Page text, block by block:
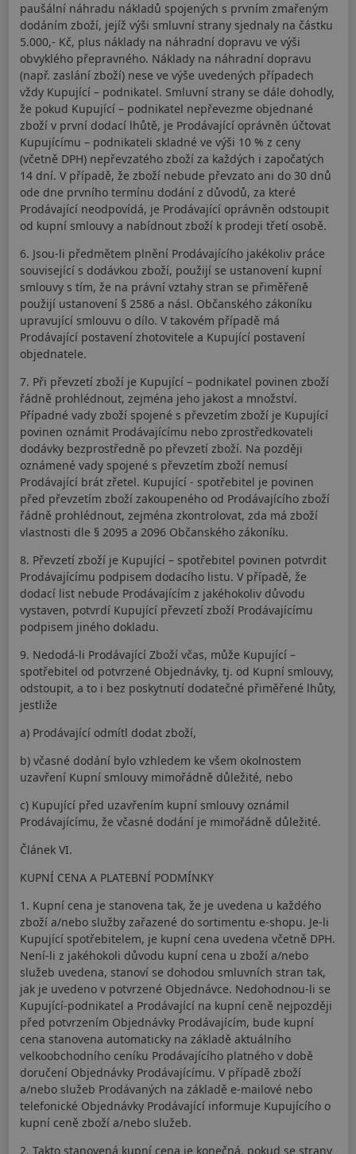
paušální náhradu nákladů spojených s prvním zmařeným
dodáním zboží, jejíž výši smluvní strany sjednaly na částku
5.000,- Kč, plus náklady na náhradní dopravu ve výši
obvyklého přepravného. Náklady na náhradní dopravu
(např. zaslání zboží) nese ve výše uvedených případech
vždy Kupující – podnikatel. Smluvní strany se dále dohodly,
že pokud Kupující – podnikatel nepřevezme objednané
zboží v první dodací lhůtě, je Prodávající oprávněn účtovat
Kupujícímu – podnikateli skladné ve výši 10 % z ceny
(včetně DPH) nepřevzatého zboží za každých i započatých
14 dní. V případě, že zboží nebude převzato ani do 30 dnů
ode dne prvního termínu dodání z důvodů, za které
Prodávající neodpovídá, je Prodávající oprávněn odstoupit
od kupní smlouvy a nabídnout zboží k prodeji třetí osobě.
6. Jsou-li předmětem plnění Prodávajícího jakékoliv práce
související s dodávkou zboží, použijí se ustanovení kupní
smlouvy s tím, že na právní vztahy stran se přiměřeně
použijí ustanovení § 2586 a násl. Občanského zákoníku
upravující smlouvu o dílo. V takovém případě má
Prodávající postavení zhotovitele a Kupující postavení
objednatele.
7. Při převzetí zboží je Kupující – podnikatel povinen zboží
řádně prohlédnout, zejména jeho jakost a množství.
Případné vady zboží spojené s převzetím zboží je Kupující
povinen oznámit Prodávajícímu nebo zprostředkovateli
dodávky bezprostředně po převzetí zboží. Na později
oznámené vady spojené s převzetím zboží nemusí
Prodávající brát zřetel. Kupující - spotřebitel je povinen
před převzetím zboží zakoupeného od Prodávajícího zboží
řádně prohlédnout, zejména zkontrolovat, zda má zboží
vlastnosti dle § 2095 a 2096 Občanského zákoníku.
8. Převzetí zboží je Kupující – spotřebitel povinen potvrdit
Prodávajícímu podpisem dodacího listu. V případě, že
dodací list nebude Prodávajícím z jakéhokoliv důvodu
vystaven, potvrdí Kupující převzetí zboží Prodávajícímu
podpisem jiného dokladu.
9. Nedodá-li Prodávající Zboží včas, může Kupující –
spotřebitel od potvrzené Objednávky, tj. od Kupní smlouvy,
odstoupit, a to i bez poskytnutí dodatečné přiměřené lhůty,
jestliže
a) Prodávající odmítl dodat zboží,
b) včasné dodání bylo vzhledem ke všem okolnostem
uzavření Kupní smlouvy mimořádně důležité, nebo
c) Kupující před uzavřením kupní smlouvy oznámil
Prodávajícímu, že včasné dodání je mimořádně důležité.
Článek VI.
KUPNÍ CENA A PLATEBNÍ PODMÍNKY
1. Kupní cena je stanovena tak, že je uvedena u každého
zboží a/nebo služby zařazené do sortimentu e-shopu. Je-li
Kupující spotřebitelem, je kupní cena uvedena včetně DPH.
Není-li z jakéhokoli důvodu kupní cena u zboží a/nebo
služeb uvedena, stanoví se dohodou smluvních stran tak,
jak je uvedeno v potvrzené Objednávce. Nedohodnou-li se
Kupující-podnikatel a Prodávající na kupní ceně nejpozději
před potvrzením Objednávky Prodávajícím, bude kupní
cena stanovena automaticky na základě aktuálního
velkoobchodního ceníku Prodávajícího platného v době
doručení Objednávky Prodávajícímu. V případě zboží
a/nebo služeb Prodávaných na základě e-mailové nebo
telefonické Objednávky Prodávající informuje Kupujícího o
kupní ceně zboží a/nebo služeb.
2. Takto stanovená kupní cena je konečná, pokud se strany